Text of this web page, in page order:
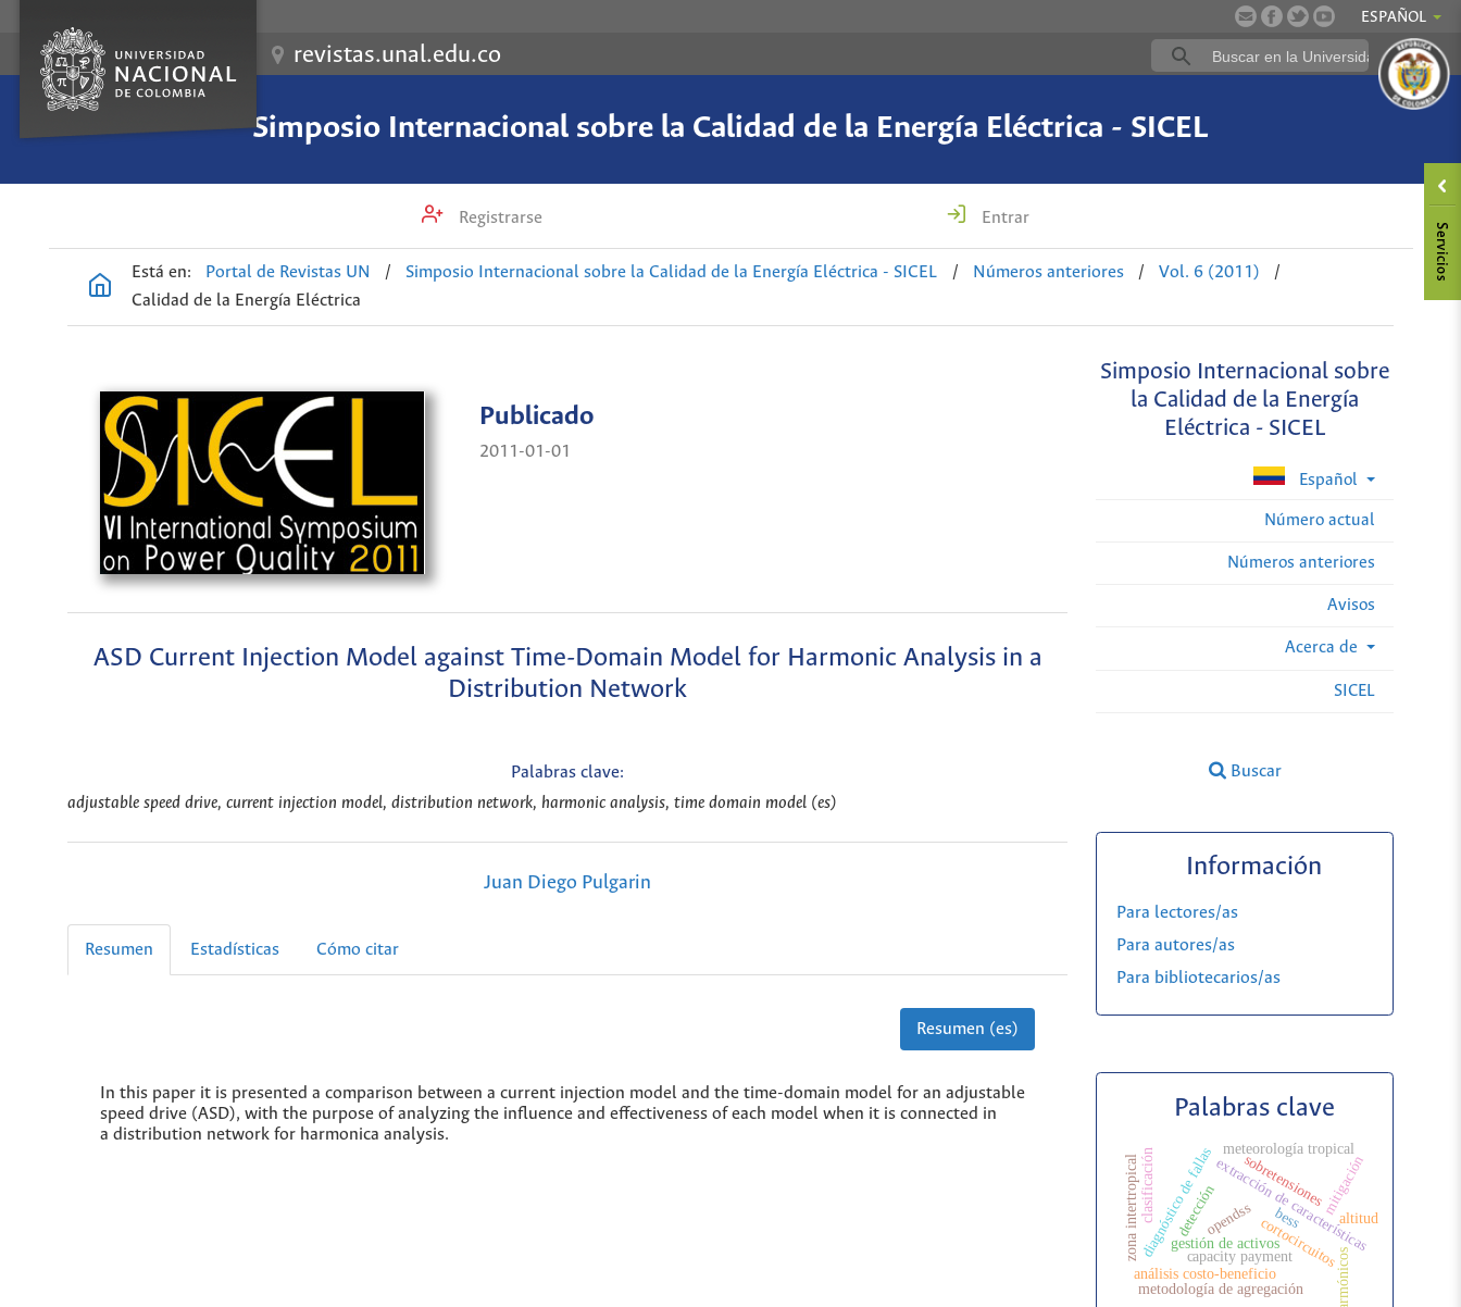
ESPAÑOL
revistas.unal.edu.co
Simposio Internacional sobre la Calidad de la Energía Eléctrica - SICEL
Registrarse Entrar
Está en: Portal de Revistas UN / Simposio Internacional sobre la Calidad de la Energía Eléctrica - SICEL / Números anteriores / Vol. 6 (2011)
/
Calidad de la Energía Eléctrica
Simposio Internacional sobre
la Calidad de la Energía
Eléctrica - SICEL
Español
Número actual
Números anteriores
Avisos
Acerca de
SICEL
Buscar
Publicado
2011-01-01
ASD Current Injection Model against Time-Domain Model for Harmonic Analysis in a
Distribution Network
Palabras clave:
adjustable speed drive, current injection model, distribution network, harmonic analysis, time domain model (es)
Juan Diego Pulgarin
Resumen Estadísticas Cómo citar
Resumen (es)
In this paper it is presented a comparison between a current injection model and the time-domain model for an adjustable
speed drive (ASD), with the purpose of analyzing the influence and effectiveness of each model when it is connected in
a distribution network for harmonica analysis.
Información
Para lectores/as
Para autores/as
Para bibliotecarios/as
Palabras clave
extracción de características
diagnóstico de fallas cortocircuitos
gestión de activos
análisis costo-beneficio
zona intertropical
meteorología tropical
armónicos
metodología de agregación
detección
clasificación mitigación
opendss bess
capacity payment
sobretensiones
altitud